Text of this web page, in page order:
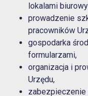
lokalami
prowadzenie
pracowników
gospodarka
formularzami,
organizacja i
Urzędu,
zabezpieczenie